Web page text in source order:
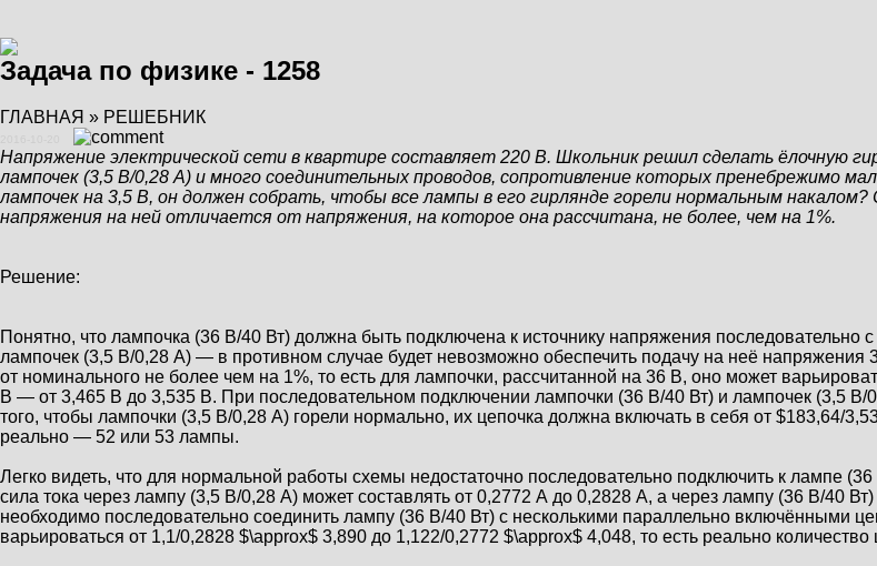
Задача по физике - 1258
ГЛАВНАЯ » РЕШЕБНИК
Напряжение электрической сети в квартире составляет 220 В. Школьник решил сделать ёлочную
лампочек (3,5 В/0,28 А) и много соединительных проводов, сопротивление которых пренебрежимо
лампочек на 3,5 В, он должен собрать, чтобы все лампы в его гирлянде горели нормальным
напряжения на ней отличается от напряжения, на которое она рассчитана, не более, чем на 1%.
Решение:
Понятно, что лампочка (36 В/40 Вт) должна быть подключена к источнику напряжения
лампочек (3,5 В/0,28 А) — в противном случае будет невозможно обеспечить подачу на неё
от номинального не более чем на 1%, то есть для лампочки, рассчитанной на 36 В, оно может
В — от 3,465 В до 3,535 В. При последовательном подключении лампочки (36 В/40 Вт) и лампочек (3,5
того, чтобы лампочки (3,5 В/0,28 А) горели нормально, их цепочка должна включать в себя от $183,64/
реально — 52 или 53 лампы.
Легко видеть, что для нормальной работы схемы недостаточно последовательно подключить к лампе
сила тока через лампу (3,5 В/0,28 А) может составлять от 0,2772 А до 0,2828 А, а через лампу (36 В/40
необходимо последовательно соединить лампу (36 В/40 Вт) с несколькими параллельно включёнными
варьироваться от 1,1/0,2828 $\approx$ 3,890 до 1,122/0,2772 $\approx$ 4,048, то есть реально